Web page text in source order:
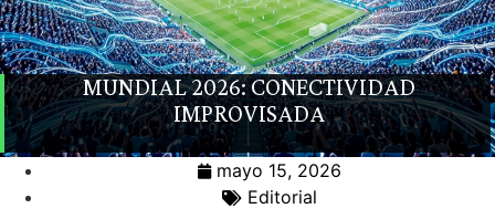
MUNDIAL 2026: CONECTIVIDAD
IMPROVISADA
mayo 15, 2026
Editorial